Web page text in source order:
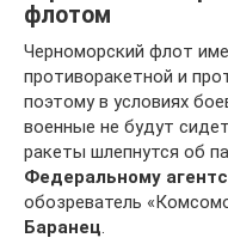
флотом
Черноморский флот
противоракетной и
поэтому в условиях
военные не будут
ракеты шлепнутся об
Федеральному
обозреватель
Баранец.